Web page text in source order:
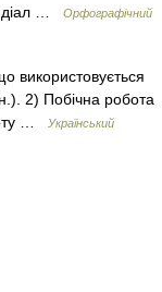
діал …
Орфографічний
використовується
2) Побічна робота
…
Український